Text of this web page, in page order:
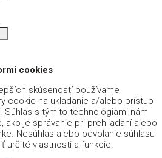
cookies
skúseností používame
cookie na ukladanie a/alebo prístup
Súhlas s týmito technológiami nám
ako je správanie pri prehliadaní alebo
Nesúhlas alebo odvolanie súhlasu
určité vlastnosti a funkcie.